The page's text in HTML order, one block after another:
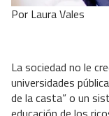
Por Laura Vales
La sociedad no le
universidades
de la casta” o un